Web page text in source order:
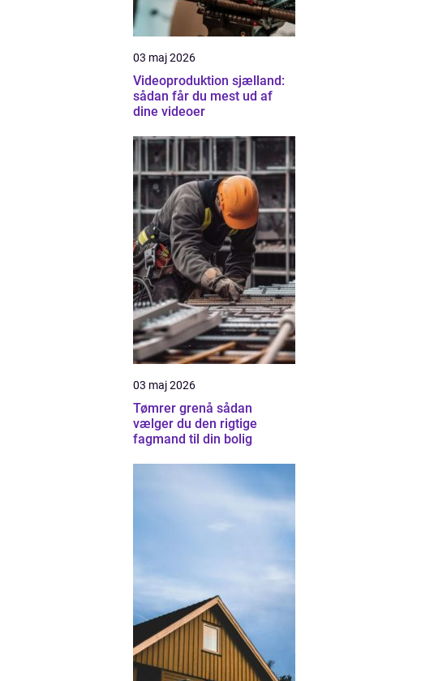
03 maj 2026
Videoproduktion sjælland:
sådan får du mest ud af
dine videoer
03 maj 2026
Tømrer grenå sådan
vælger du den rigtige
fagmand til din bolig